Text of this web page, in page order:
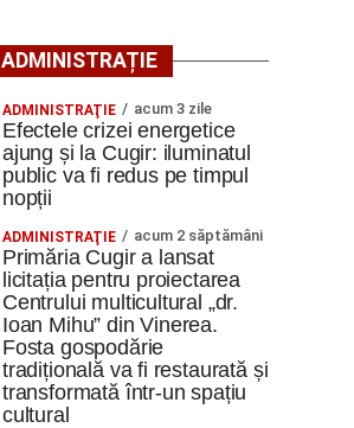
ADMINISTRAȚIE
ADMINISTRAŢIE acum 3 zile
Efectele crizei energetice
ajung și la Cugir: iluminatul
public va fi redus pe timpul
nopții
ADMINISTRAŢIE acum 2 săptămâni
Primăria Cugir a lansat
licitația pentru proiectarea
Centrului multicultural „dr.
Ioan Mihu” din Vinerea.
Fosta gospodărie
tradițională va fi restaurată și
transformată într-un spațiu
cultural